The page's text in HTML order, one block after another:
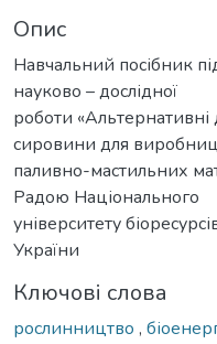
Опис
Навчальний посібник
науково – дослідної
роботи
сировини для
паливно-мастильних
Радою Національного
університету
України
Ключові слова
рослинництво ,